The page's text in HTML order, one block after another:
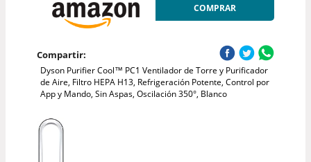
COMPRAR
Compartir:
Dyson Purifier Cool™ PC1 Ventilador de Torre y Purificador
de Aire, Filtro HEPA H13, Refrigeración Potente, Control por
App y Mando, Sin Aspas, Oscilación 350°, Blanco